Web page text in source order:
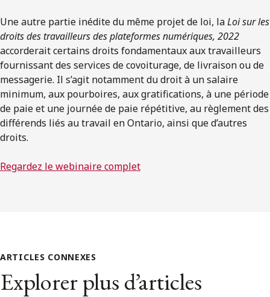
Une autre partie inédite du même projet de loi, laLoi sur les
droits des travailleurs des plateformes numériques, 2022
accorderait certains droits fondamentaux aux travailleurs
fournissant des services de covoiturage, de livraison ou de
messagerie. Il s’agit notamment du droit à un salaire
minimum, aux pourboires, aux gratifications, à une période
de paie et une journée de paie répétitive, au règlement des
différends liés au travail en Ontario, ainsi que d’autres
droits.
Regardez le webinaire complet
ARTICLES CONNEXES
Explorer plus d’articles